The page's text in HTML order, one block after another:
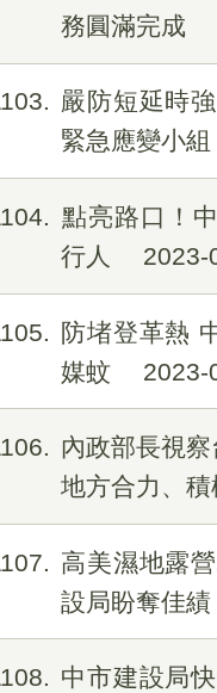
務圓滿完成
嚴防短延時
緊急應變小組
點亮路口！
行人
2023-
防堵登革熱
媒蚊
2023-
內政部長視
地方合力、積
高美濕地露
設局盼奪佳績
中市建設局